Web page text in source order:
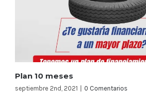
Plan 10 meses
septiembre 2nd, 2021 0 Comentarios